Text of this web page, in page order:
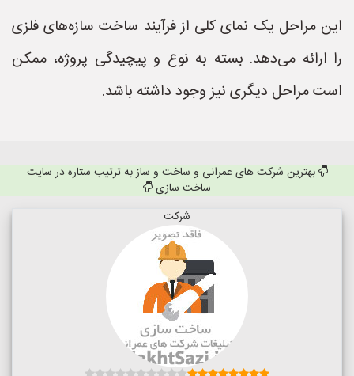
این مراحل یک نمای کلی از فرآیند ساخت سازه‌های فلزی
را ارائه می‌دهد. بسته به نوع و پیچیدگی پروژه، ممکن
است مراحل دیگری نیز وجود داشته باشد.
بهترین شرکت های عمرانی و ساخت و ساز به ترتیب ستاره در سایت
ساخت سازی
شرکت